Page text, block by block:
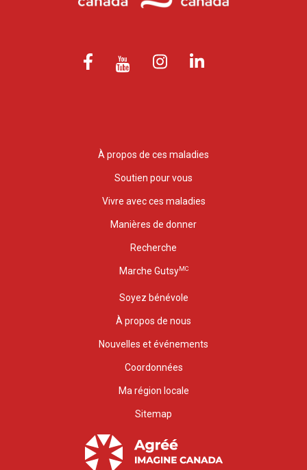
À propos de ces maladies
Soutien pour vous
Vivre avec ces maladies
Manières de donner
Recherche
Marche GutsyMC
Soyez bénévole
À propos de nous
Nouvelles et événements
Coordonnées
Ma région locale
Sitemap